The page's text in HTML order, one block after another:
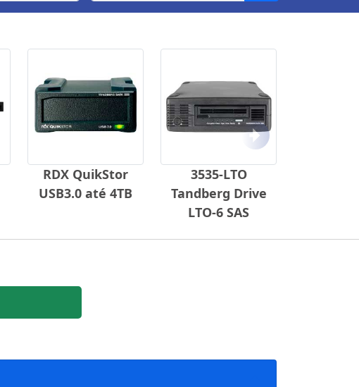
RDX QuikStor
USB3.0 até 4TB
3535-LTO
Tandberg Drive
LTO-6 SAS
Próximo